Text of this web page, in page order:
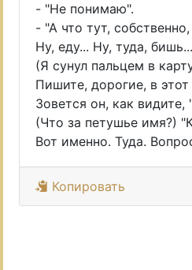
- "Не понимаю".
- "А что тут,
Ну, еду... Ну, туда,
(Я сунул пальцем в
Пишите, дорогие, в этот
Зовется он, как видите,
(Что за петушье имя?)
Вот именно. Туда.
Копировать